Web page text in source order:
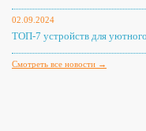
02.09.2024
ТОП-7 устройств для
Смотреть все новости →